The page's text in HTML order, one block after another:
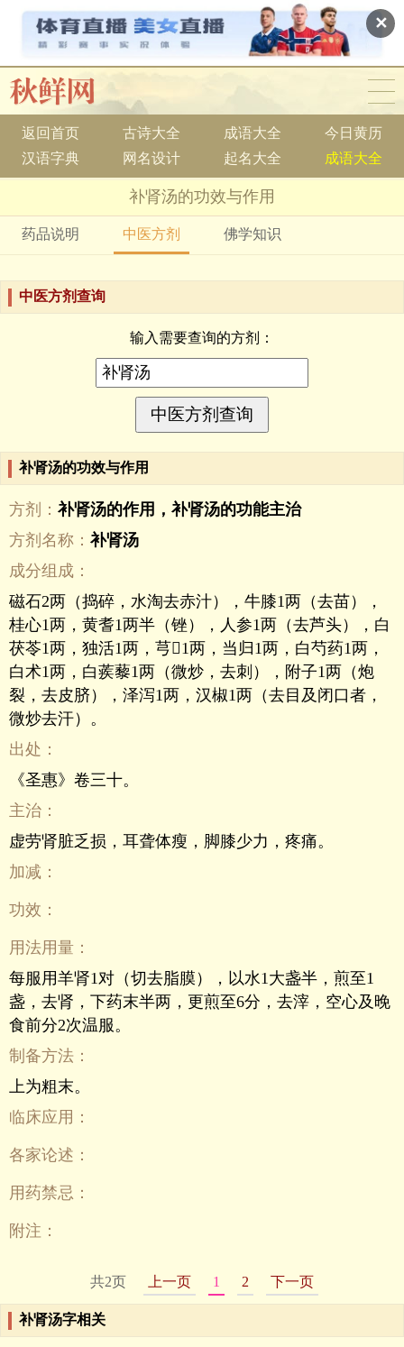
✕
返回首页 古诗大全 成语大全
今日黄历
汉语字典
网名设计 起名大全 成语大全
补肾汤的功效与作用
药品说明 中医方剂 佛学知识
中医方剂查询
输入需要查询的方剂：
补肾汤的功效与作用
方剂： 补肾汤的作用，补肾汤的功能主治
方剂名称： 补肾汤
成分组成：
磁石2两（捣碎，水淘去赤汁），牛膝1两（去苗），
桂心1两，黄耆1两半（锉），人参1两（去芦头），白
茯苓1两，独活1两，芎1两，当归1两，白芍药1两，
白术1两，白蒺藜1两（微炒，去刺），附子1两（炮
裂，去皮脐），泽泻1两，汉椒1两（去目及闭口者，
微炒去汗）。
出处：
《圣惠》卷三十。
主治：
虚劳肾脏乏损，耳聋体瘦，脚膝少力，疼痛。
加减：
功效：
用法用量：
每服用羊肾1对（切去脂膜），以水1大盏半，煎至1
盏，去肾，下药末半两，更煎至6分，去滓，空心及晚
食前分2次温服。
制备方法：
上为粗末。
临床应用：
各家论述：
用药禁忌：
附注：
共2页 上一页 1 2 下一页
补肾汤字相关